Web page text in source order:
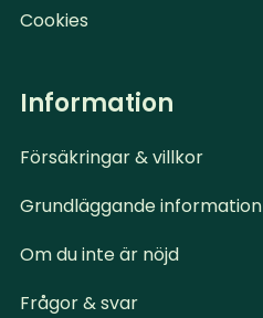
Cookies
Information
Försäkringar & villkor
Grundläggande information
Om du inte är nöjd
Frågor & svar